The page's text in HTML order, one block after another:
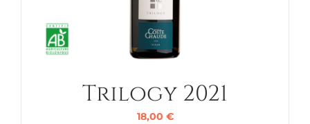
Trilogy 2021
18,00 €